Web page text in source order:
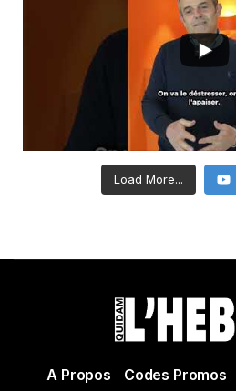
Load More...
A Propos Codes Promos